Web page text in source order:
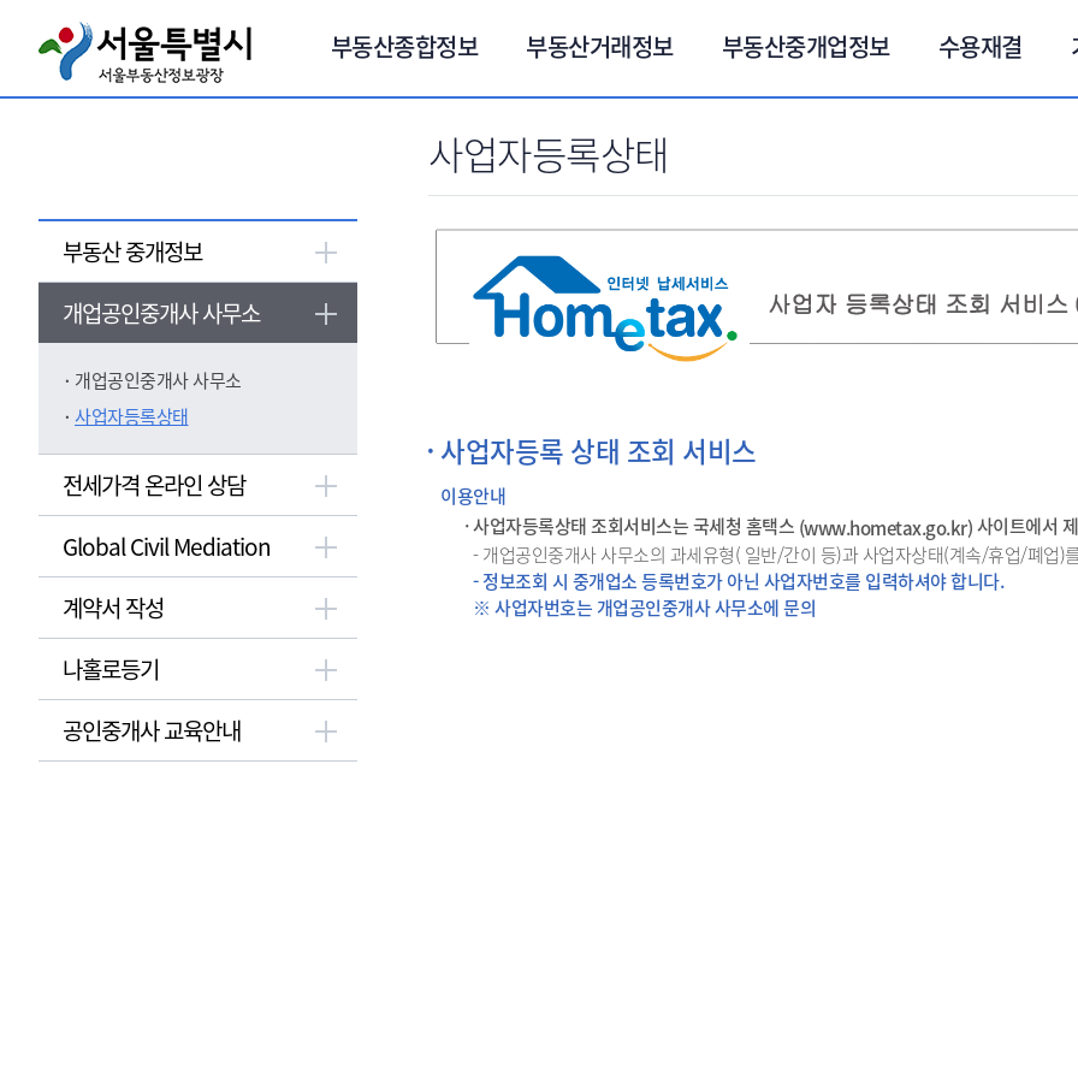
부동산종합정보 부동산거래정보 부동산중개업정보 수용재결
부동산 중개정보
개업공인중개사 사무소
개업공인중개사 사무소
사업자등록상태
전세가격 온라인 상담
Global Civil Mediation
계약서 작성
나홀로등기
공인중개사 교육안내
사업자등록상태
사업자등록 상태 조회 서비스
이용안내
· 사업자등록상태 조회서비스는 국세청 홈택스 (www.hometax.go.kr)사이트에서
- 개업공인중개사 사무소의 과세유형( 일반/간이 등)과 사업자상태(계속/휴업/폐업)
- 정보조회 시 중개업소 등록번호가 아닌 사업자번호를 입력하셔야 합니다.
※ 사업자번호는 개업공인중개사 사무소에 문의